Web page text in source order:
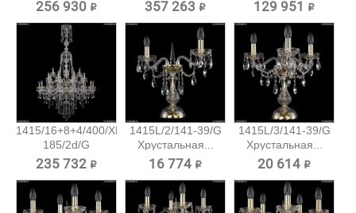
256 930 ₽ 357 263 ₽ 129 951 ₽
1415/16+8+4/400/XL-
185/2d/G
Большая...
235 732 ₽
1415L/2/141-39/G
Хрустальная...
16 774 ₽
1415L/3/141-39/G
Хрустальная...
20 614 ₽